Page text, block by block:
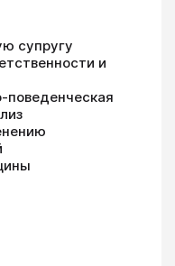
супругу
и
поведенческая